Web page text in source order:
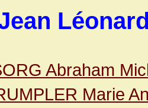
Abraham
Marie